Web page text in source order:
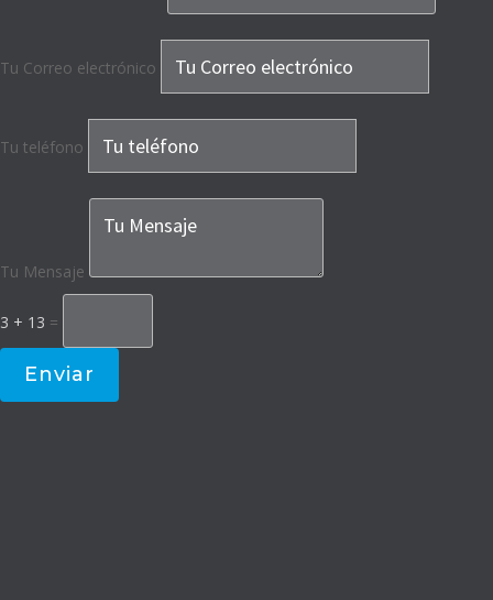
Tu Correo electrónico
Tu teléfono
Tu Mensaje
3 + 13 =
Enviar